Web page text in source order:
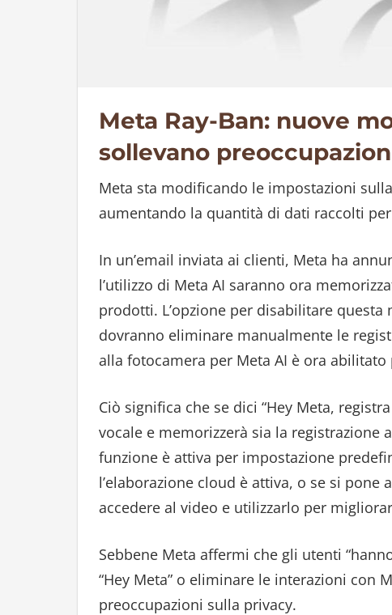
Meta Ray-Ban: nuove
sollevano
Meta sta modificando le impostazioni
aumentando la quantità di dati raccolti
In un’email inviata ai clienti, Meta ha
l’utilizzo di Meta AI saranno ora
prodotti. L’opzione per disabilitare
dovranno eliminare manualmente le
alla fotocamera per Meta AI è ora
Ciò significa che se dici “Hey Meta,
vocale e memorizzerà sia la registrazione
funzione è attiva per impostazione
l’elaborazione cloud è attiva, o se si
accedere al video e utilizzarlo per
Sebbene Meta affermi che gli utenti
“Hey Meta” o eliminare le interazioni con
preoccupazioni sulla privacy.